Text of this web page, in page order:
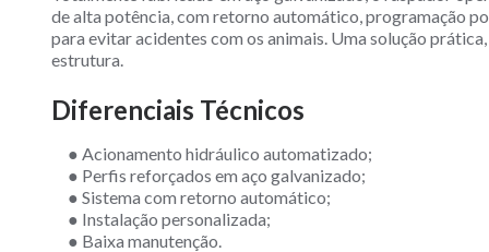
de alta potência, com retorno automático, programação
para evitar acidentes com os animais. Uma solução
estrutura.
Diferenciais Técnicos
● Acionamento hidráulico automatizado;
● Perfis reforçados em aço galvanizado;
● Sistema com retorno automático;
● Instalação personalizada;
● Baixa manutenção.